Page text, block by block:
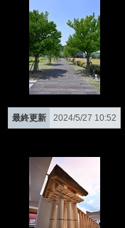
最終更新 2024/5/27 10:52